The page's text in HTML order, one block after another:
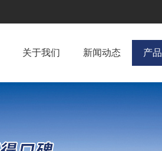
关于我们 新闻动态 产